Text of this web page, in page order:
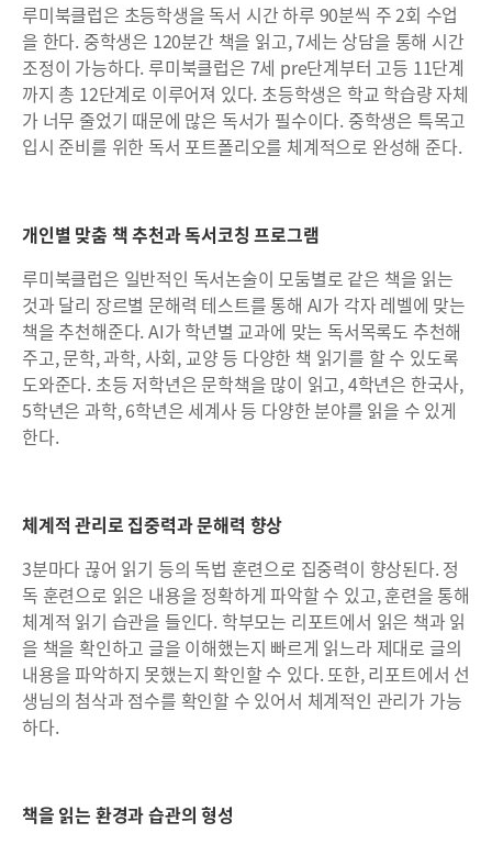
루미북클럽은 초등학생을 독서 시간 하루 90분씩 주 2회 수업
을 한다. 중학생은 120분간 책을 읽고, 7세는 상담을 통해 시간
조정이 가능하다. 루미북클럽은 7세 pre단계부터 고등 11단계
까지 총 12단계로 이루어져 있다. 초등학생은 학교 학습량 자체
가 너무 줄었기 때문에 많은 독서가 필수이다. 중학생은 특목고
입시 준비를 위한 독서 포트폴리오를 체계적으로 완성해 준다.
개인별 맞춤 책 추천과 독서코칭 프로그램
루미북클럽은 일반적인 독서논술이 모둠별로 같은 책을 읽는
것과 달리 장르별 문해력 테스트를 통해 AI가 각자 레벨에 맞는
책을 추천해준다. AI가 학년별 교과에 맞는 독서목록도 추천해
주고, 문학, 과학, 사회, 교양 등 다양한 책 읽기를 할 수 있도록
도와준다. 초등 저학년은 문학책을 많이 읽고, 4학년은 한국사,
5학년은 과학, 6학년은 세계사 등 다양한 분야를 읽을 수 있게
한다.
체계적 관리로 집중력과 문해력 향상
3분마다 끊어 읽기 등의 독법 훈련으로 집중력이 향상된다. 정
독 훈련으로 읽은 내용을 정확하게 파악할 수 있고, 훈련을 통해
체계적 읽기 습관을 들인다. 학부모는 리포트에서 읽은 책과 읽
을 책을 확인하고 글을 이해했는지 빠르게 읽느라 제대로 글의
내용을 파악하지 못했는지 확인할 수 있다. 또한, 리포트에서 선
생님의 첨삭과 점수를 확인할 수 있어서 체계적인 관리가 가능
하다.
책을 읽는 환경과 습관의 형성